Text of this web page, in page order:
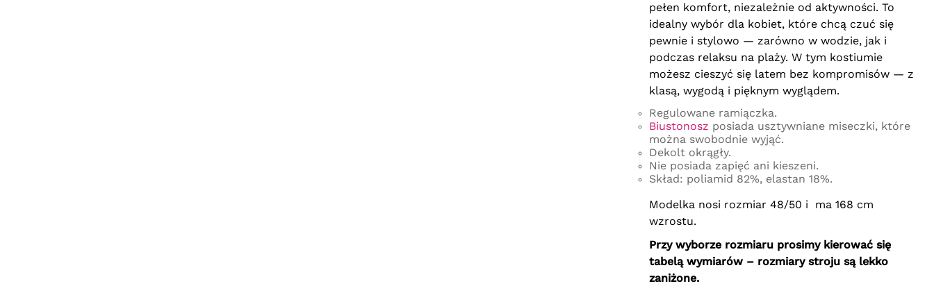
pełen komfort, niezależnie od aktywności. To
idealny wybór dla kobiet, które chcą czuć się
pewnie i stylowo — zarówno w wodzie, jak i
podczas relaksu na plaży. W tym kostiumie
możesz cieszyć się latem bez kompromisów — z
klasą, wygodą i pięknym wyglądem.
Regulowane ramiączka.
Biustonosz posiada usztywniane miseczki, które
można swobodnie wyjąć.
Dekolt okrągły.
Nie posiada zapięć ani kieszeni.
Skład: poliamid 82%, elastan 18%.
Modelka nosi rozmiar 48/50 i ma 168 cm
wzrostu.
Przy wyborze rozmiaru prosimy kierować się
tabelą wymiarów – rozmiary stroju są lekko
zaniżone.